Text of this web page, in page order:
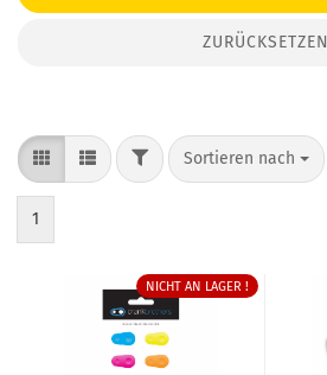
ZURÜCKSETZEN
FILTERSortieren nach
Sortieren nach
1
NICHT AN LAGER !